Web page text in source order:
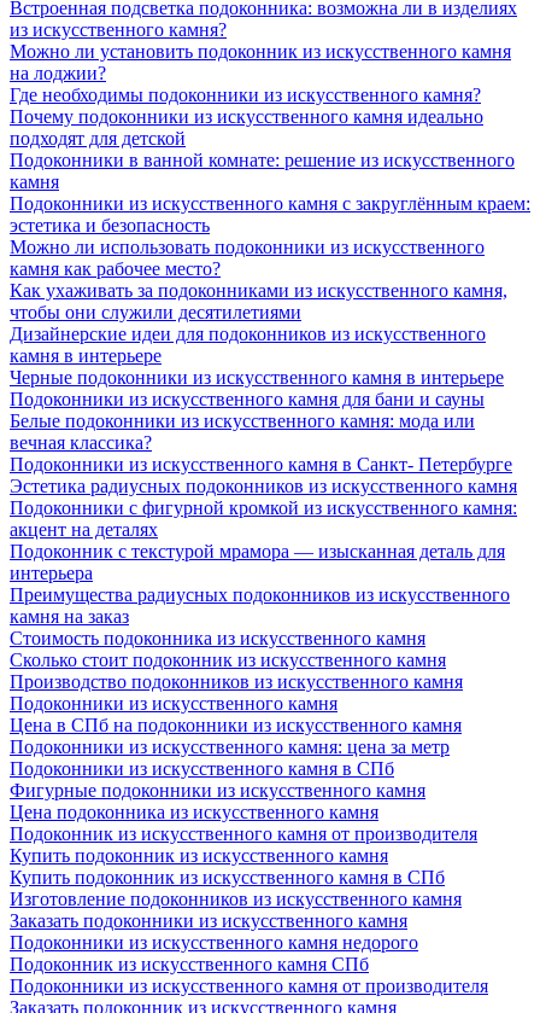
Встроенная подсветка подоконника: возможна ли в изделиях
из искусственного камня?
Можно ли установить подоконник из искусственного камня
на лоджии?
Где необходимы подоконники из искусственного камня?
Почему подоконники из искусственного камня идеально
подходят для детской
Подоконники в ванной комнате: решение из искусственного
камня
Подоконники из искусственного камня с закруглённым краем:
эстетика и безопасность
Можно ли использовать подоконники из искусственного
камня как рабочее место?
Как ухаживать за подоконниками из искусственного камня,
чтобы они служили десятилетиями
Дизайнерские идеи для подоконников из искусственного
камня в интерьере
Черные подоконники из искусственного камня в интерьере
Подоконники из искусственного камня для бани и сауны
Белые подоконники из искусственного камня: мода или
вечная классика?
Подоконники из искусственного камня в Санкт- Петербурге
Эстетика радиусных подоконников из искусственного камня
Подоконники с фигурной кромкой из искусственного камня:
акцент на деталях
Подоконник с текстурой мрамора — изысканная деталь для
интерьера
Преимущества радиусных подоконников из искусственного
камня на заказ
Стоимость подоконника из искусственного камня
Сколько стоит подоконник из искусственного камня
Производство подоконников из искусственного камня
Подоконники из искусственного камня
Цена в СПб на подоконники из искусственного камня
Подоконники из искусственного камня: цена за метр
Подоконники из искусственного камня в СПб
Фигурные подоконники из искусственного камня
Цена подоконника из искусственного камня
Подоконник из искусственного камня от производителя
Купить подоконник из искусственного камня
Купить подоконник из искусственного камня в СПб
Изготовление подоконников из искусственного камня
Заказать подоконники из искусственного камня
Подоконники из искусственного камня недорого
Подоконник из искусственного камня СПб
Подоконники из искусственного камня от производителя
Заказать подоконник из искусственного камня